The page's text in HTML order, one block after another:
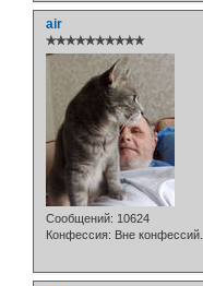
air
✯✯✯✯✯✯✯✯✯✯
Сообщений: 10624
Конфессия: Вне конфессий.